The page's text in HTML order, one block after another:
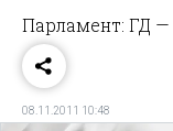
Парламент: ГД
08.11.2011 10:48